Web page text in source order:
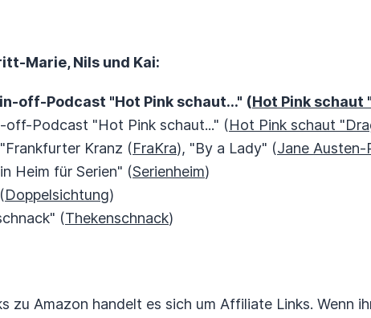
Marie, Nils und Kai:
off-Podcast "Hot Pink schaut..." (Hot Pink schaut
off-Podcast "Hot Pink schaut..." (Hot Pink schaut
Kranz (FraKra), "By a Lady" (Jane
Heim für Serien" (Serienheim)
Doppelsichtung)
(Thekenschnack)
zu Amazon handelt es sich um Affiliate Links. Wenn